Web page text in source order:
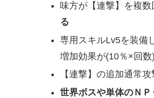
味方が【連撃】を複数
る
専用スキルLv5を装備
増加効果が(10％×回
【連撃】の追加通常攻
世界ボスや単体のＮ